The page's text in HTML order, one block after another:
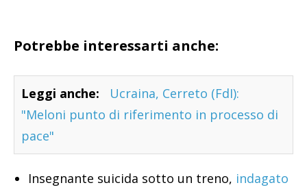
Potrebbe interessarti anche:
Leggi anche:
Ucraina, Cerreto (FdI):
"Meloni punto di riferimento in processo di
pace"
Insegnante suicida sotto un treno, indagato